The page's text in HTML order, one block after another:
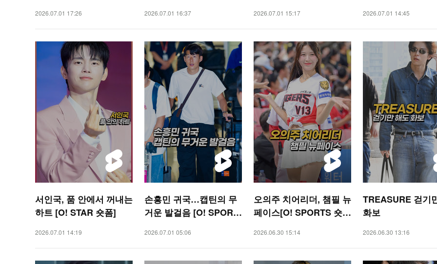
2026.07.01 17:26 2026.07.01 16:37 2026.07.01 15:17 2026.07.01 14:45
서인국, 품 안에서 꺼내는
하트 [O! STAR 숏폼]
2026.07.01 14:19
손흥민 귀국…캡틴의 무
거운 발걸음 [O! SPORT
2026.07.01 05:06
오의주 치어리더, 챔필 뉴
페이스[O! SPORTS 숏
2026.06.30 15:14
TREASURE 걷기
화보
2026.06.30 13:16